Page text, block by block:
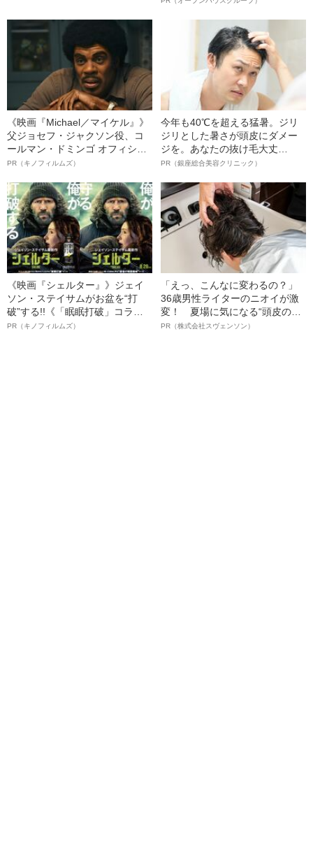
明かす、“逆転の戦術”
《映画『Michael／マイケル』》
父ジョセフ・ジャクソン役、コ
ールマン・ドミンゴ オフィシャ
ルインタビュー“観客を魅了した
語る”《日本興収70億円突破》
PR（キノフィルムズ）
今年も40℃を超える猛暑。ジリ
ジリとした暑さが頭皮にダメー
ジを。あなたの抜け毛大丈
夫！？
PR（銀座総合美容クリニック）
《映画『シェルター』》ジェイ
ソン・ステイサムがお盆を“打
破”する!!《「眠眠打破」コラ
ボ》
PR（キノフィルムズ）
「えっ、こんなに変わるの？」
36歳男性ライターのニオイが激
変！ 夏場に気になる“頭皮のニ
オイ”や“ベタつき”を解消す
PR（株式会社スヴェンソン）